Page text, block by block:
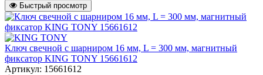
Быстрый просмотр
Ключ свечной с шарниром 16 мм, L = 300 мм, магнитный
фиксатор KING TONY 15661612
Артикул: 15661612